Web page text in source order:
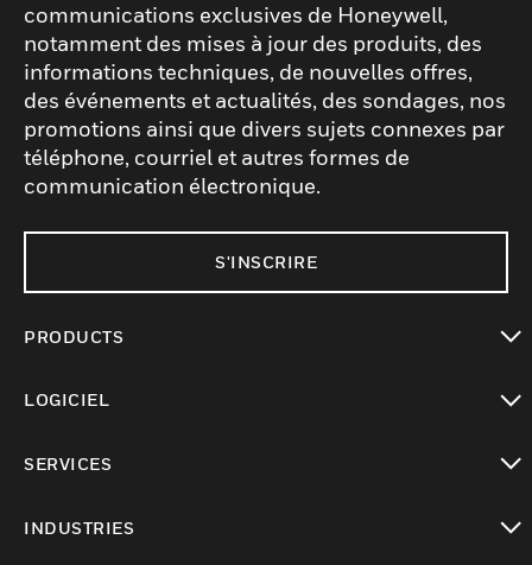
communications exclusives de Honeywell,
notamment des mises à jour des produits, des
informations techniques, de nouvelles offres,
des événements et actualités, des sondages, nos
promotions ainsi que divers sujets connexes par
téléphone, courriel et autres formes de
communication électronique.
S'INSCRIRE
PRODUCTS
LOGICIEL
SERVICES
INDUSTRIES